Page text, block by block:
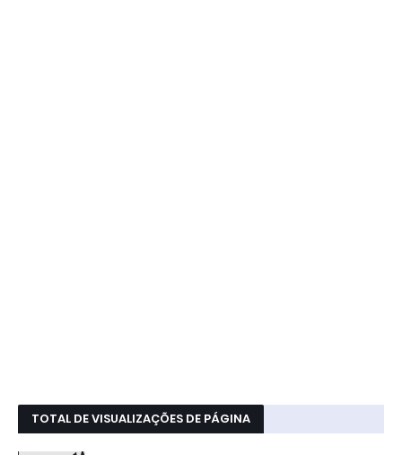
TOTAL DE VISUALIZAÇÕES DE PÁGINA